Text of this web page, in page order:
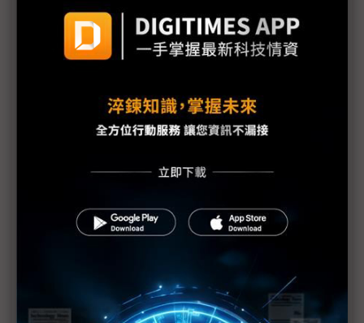
台灣汽車零件輸美稅率大降 東陽、堤維西等零組件
廠迎利多行情
朋程擴產搶攻高效車用元件市場 AI伺服器與HVDC
模組拚2027放量
規避關稅大打平價與豪奢雙戰線 中系電動車4月歐
裕融嚴陳莉蓮：汽車、出行與用車事業的協同發展
回應232關稅優惠上路 東陽：對台灣汽車零件產業
具正面意義